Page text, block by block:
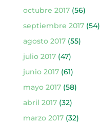
octubre 2017(56)
septiembre 2017(54)
agosto 2017(55)
julio 2017(47)
junio 2017(61)
mayo 2017(58)
abril 2017(32)
marzo 2017(32)